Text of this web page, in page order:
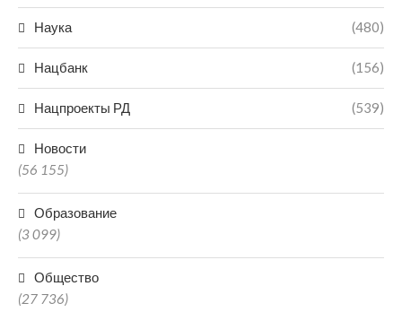
Наука (480)
Нацбанк (156)
Нацпроекты РД (539)
Новости
(56 155)
Образование
(3 099)
Общество
(27 736)